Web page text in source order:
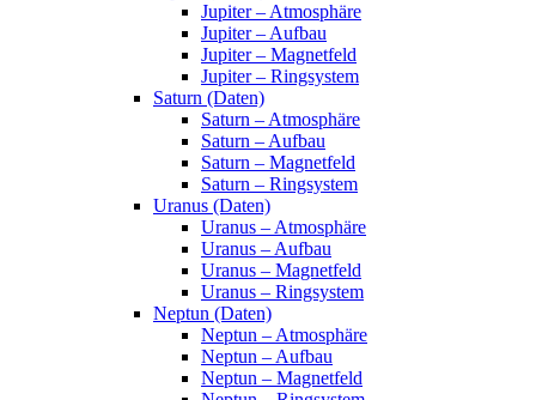
Jupiter – Atmosphäre
Jupiter – Aufbau
Jupiter – Magnetfeld
Jupiter – Ringsystem
Saturn (Daten)
Saturn – Atmosphäre
Saturn – Aufbau
Saturn – Magnetfeld
Saturn – Ringsystem
Uranus (Daten)
Uranus – Atmosphäre
Uranus – Aufbau
Uranus – Magnetfeld
Uranus – Ringsystem
Neptun (Daten)
Neptun – Atmosphäre
Neptun – Aufbau
Neptun – Magnetfeld